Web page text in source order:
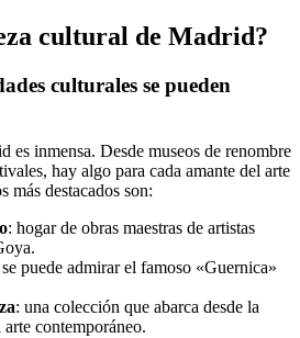
cultural de Madrid?
culturales se pueden
es inmensa. Desde museos de renombre
hay algo para cada amante del arte
más destacados son:
: hogar de obras maestras de artistas
puede admirar el famoso «Guernica»
: una colección que abarca desde la
contemporáneo.